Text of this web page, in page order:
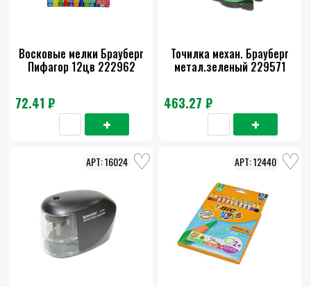
Восковые мелки Брауберг
Пифагор 12цв 222962
72.41 ₽
Точилка механ. Брауберг
метал.зеленый 229571
463.27 ₽
16024 12440